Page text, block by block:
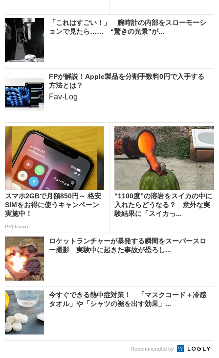
「これはすごい！」 腕時計の内部をスローモーシ
ョンで見たら…… “驚きの光景”が...
FPが解説！Apple製品を分割手数料0円で入手する
方法とは？
Fav-Log
スマホ2GBで月額850円～ 格安
SIMをお得に使うキャンペーン
実施中！
PR(IIJmio)
“1100度”の溶岩をスイカの中に
入れたらどうなる？ 意外な実
験結果に「スイカっ...
ロケットランチャーが暴発する瞬間をスーパースロ
ー撮影 実験中に起きた事故が恐ろし...
今すぐできる熱中症対策！ 「マスクコード＋冷感
タオル」や「シャツの裾を出す効果」...
Recommended by